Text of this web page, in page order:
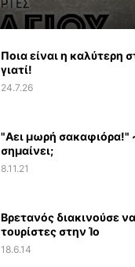
Ποια είναι η καλύτερη
γιατί!
24.7.26
"Αει μωρή σακαφιόρα!"
σημαίνει;
8.11.21
Βρετανός διακινούσε
τουρίστες στην Ίο
18.6.14